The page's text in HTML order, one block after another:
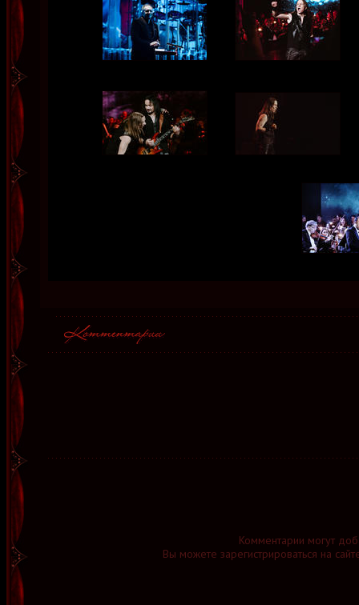
Комментарии могут
Вы можете зарегистрироваться на